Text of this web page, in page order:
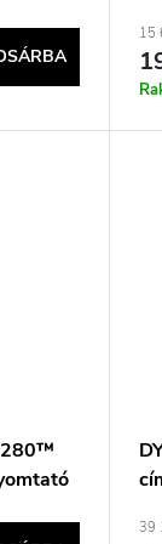
15
280™
39